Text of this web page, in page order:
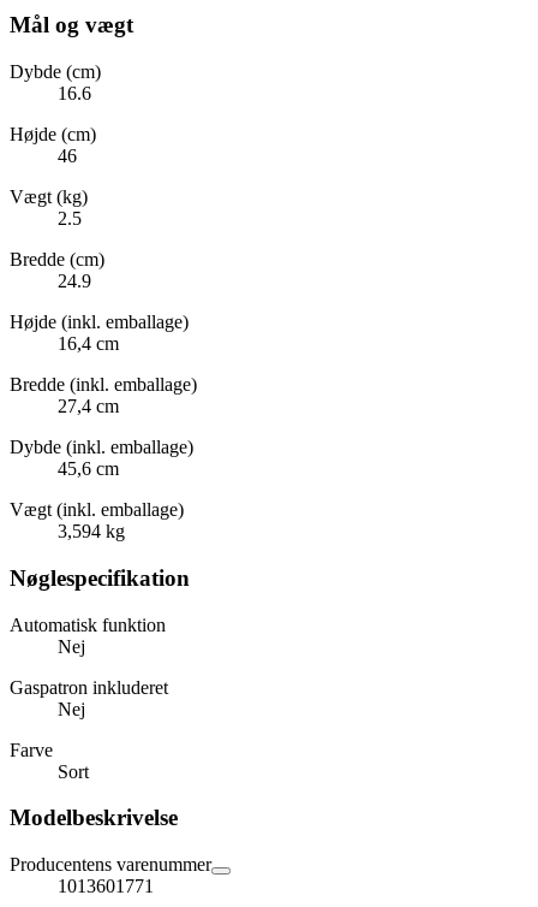
Mål og vægt
Dybde (cm)
16.6
Højde (cm)
46
Vægt (kg)
2.5
Bredde (cm)
24.9
Højde (inkl. emballage)
16,4 cm
Bredde (inkl. emballage)
27,4 cm
Dybde (inkl. emballage)
45,6 cm
Vægt (inkl. emballage)
3,594 kg
Nøglespecifikation
Automatisk funktion
Nej
Gaspatron inkluderet
Nej
Farve
Sort
Modelbeskrivelse
Producentens varenummer
1013601771